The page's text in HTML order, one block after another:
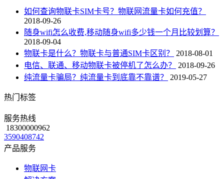
如何查询物联卡SIM卡号？物联网流量卡如何充值？
2018-09-26
随身wifi怎么收费,移动随身wifi多少钱一个月比较划算？
2018-09-04
物联卡是什么？物联卡与普通SIM卡区别？
2018-08-01
电信、联通、移动物联卡被停机了怎么办？
2018-09-26
纯流量卡骗局？纯流量卡到底靠不靠谱？
2019-05-27
热门标签
服务热线
18300000962
3590408742
产品服务
物联网卡